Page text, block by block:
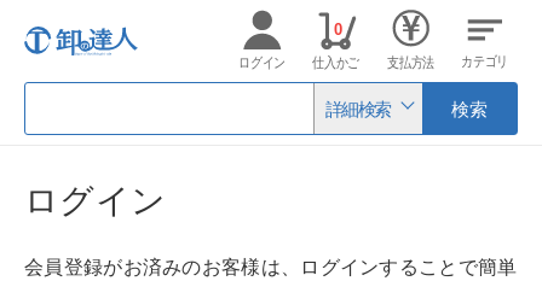
詳細検索 検索
ログイン 仕入かご
0
支払方法 カテゴリ
ログイン
会員登録がお済みのお客様は、ログインすることで簡単